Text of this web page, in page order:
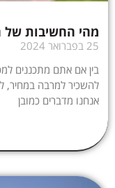
מהי החשיבות של
25 בפברואר 2024
בין אם אתם מתכננים
להשכיר למרבה במחיר,
אנחנו מדברים כמובן